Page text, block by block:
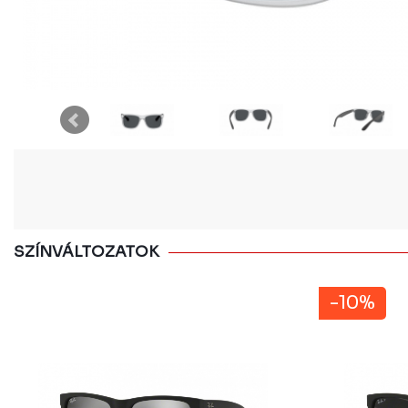
SZÍNVÁLTOZATOK
-10%